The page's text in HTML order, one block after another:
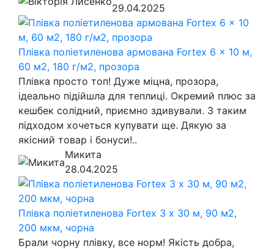
29.04.2025
Плівка поліетиленова армована Fortex 6 x 10 м,
60 м2, 180 г/м2, прозора
Плівка просто топ! Дуже міцна, прозора,
ідеально підійшла для теплиці. Окремий плюс за
кешбек солідний, приємно здивували. З таким
підходом хочеться купувати ще. Дякую за
якісний товар і бонуси!..
Микита
28.04.2025
Плівка поліетиленова Fortex 3 х 30 м, 90 м2,
200 мкм, чорна
Брали чорну плівку, все норм! Якість добра,